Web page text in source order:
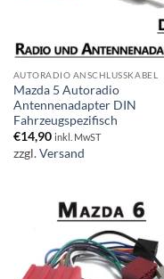
AUTORADIO ANSCHLUSSKABEL
Mazda 5 Autoradio
Antennenadapter DIN
Fahrzeugspezifisch
€14,90 inkl. MwST
zzgl.Versand